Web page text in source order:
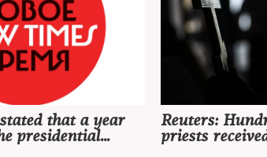
that a year
presidential
Reuters:
priests